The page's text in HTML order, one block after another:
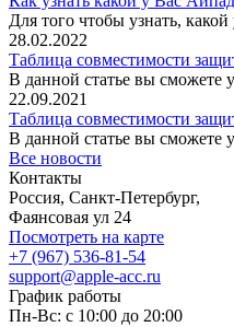
Для того чтобы узнать,
28.02.2022
Таблица совместимости
В данной статье вы сможете
22.09.2021
Таблица совместимости
В данной статье вы сможете
Все новости
Контакты
Россия, Санкт-Петербург,
Фаянсовая ул 24
Посмотреть на карте
+7 (967) 536-81-54
support@apple-acc.ru
График работы
Пн-Вс: с 10:00 до 20:00